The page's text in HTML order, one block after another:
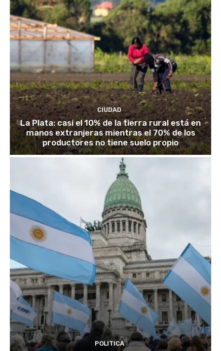
CIUDAD
La Plata: casi el 10% de la tierra rural está en
manos extranjeras mientras el 70% de los
productores no tiene suelo propio
POLITICA